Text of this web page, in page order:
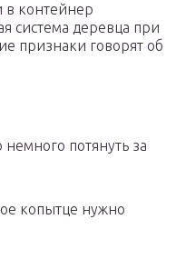
в контейнер
система деревца при
признаки говорят об
потянуть за
копытце нужно